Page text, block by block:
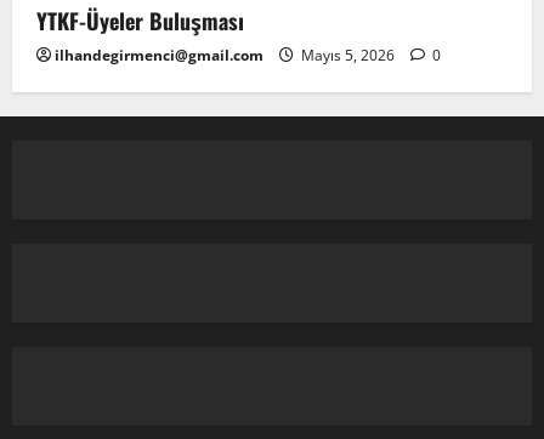
YTKF-Üyeler Buluşması
ilhandegirmenci@gmail.com Mayıs 5, 2026 0